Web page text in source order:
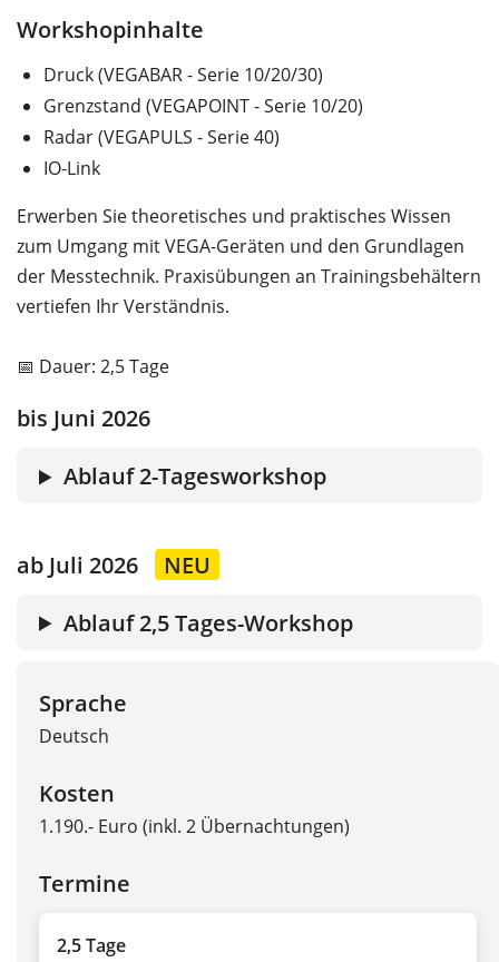
Workshopinhalte
Druck (VEGABAR - Serie 10/20/30)
Grenzstand (VEGAPOINT - Serie 10/20)
Radar (VEGAPULS - Serie 40)
IO-Link
Erwerben Sie theoretisches und praktisches Wissen
zum Umgang mit VEGA-Geräten und den Grundlagen
der Messtechnik. Praxisübungen an Trainingsbehältern
vertiefen Ihr Verständnis.
📅 Dauer: 2,5 Tage
bis Juni 2026
Ablauf 2-Tagesworkshop
ab Juli 2026
NEU
Ablauf 2,5 Tages-Workshop
Sprache
Deutsch
Kosten
1.190.- Euro (inkl. 2 Übernachtungen)
Termine
2,5 Tage